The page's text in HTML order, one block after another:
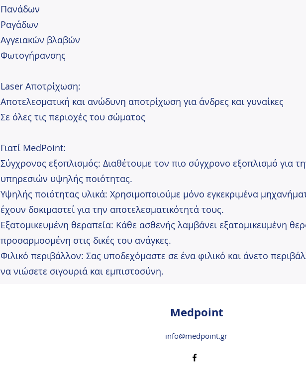
Πανάδων
Ραγάδων
Αγγειακών βλαβών
Φωτογήρανσης
Laser Αποτρίχωση:
Αποτελεσματική και ανώδυνη αποτρίχωση για άνδρες και γυναίκες
Σε όλες τις περιοχές του σώματος
Γιατί MedPoint:
Σύγχρονος εξοπλισμός: Διαθέτουμε τον πιο σύγχρονο εξοπλισμό για
υπηρεσιών υψηλής ποιότητας.
Υψηλής ποιότητας υλικά: Χρησιμοποιούμε μόνο εγκεκριμένα
έχουν δοκιμαστεί για την αποτελεσματικότητά τους.
Εξατομικευμένη θεραπεία: Κάθε ασθενής λαμβάνει εξατομικευμένη
προσαρμοσμένη στις δικές του ανάγκες.
Φιλικό περιβάλλον: Σας υποδεχόμαστε σε ένα φιλικό και άνετο
να νιώσετε σιγουριά και εμπιστοσύνη.
Medpoint
info@medpoint.gr